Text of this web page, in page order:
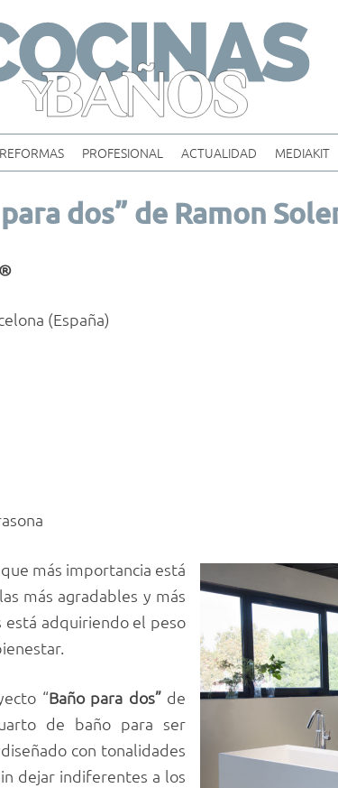
content
REFORMAS PROFESIONAL ACTUALIDAD MEDIAKIT
dos” de Ramon
(España)
más importancia está
más agradables y más
está adquiriendo el peso
“Baño para dos” de
de baño para ser
con tonalidades
dejar indiferentes a los